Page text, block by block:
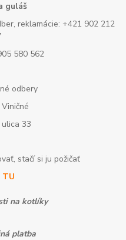
guláš
reklamácie: +421 902 212
580 562
odbery
33
stačí si ju požičať
TU
na kotlíky
platba